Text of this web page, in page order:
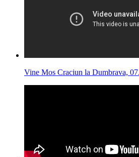
Vine Mos Craciun la Dumbrava,